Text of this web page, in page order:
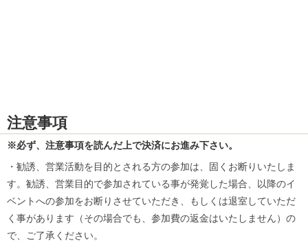
注意事項
※必ず、注意事項を読んだ上で決済にお進み下さい。
・勧誘、営業活動を目的とされる方の参加は、固くお断りいたしま
す。勧誘、営業目的で参加されている事が発覚した場合、以降のイ
ベントへの参加をお断りさせていただき、もしくは退室していただ
く事があります（その場合でも、参加費の返金はいたしません）の
で、ご了承ください。